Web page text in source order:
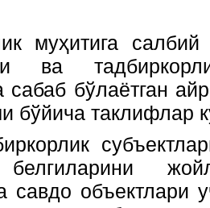
муҳитига салбий
ва
сабаб бўлаётган
бўйича таклифлар
савдо объектлари